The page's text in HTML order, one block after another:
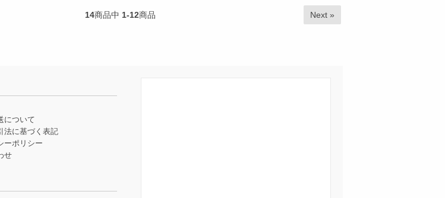
Next »
14商品中 1-12商品
について
法に基づく表記
ーポリシー
せ